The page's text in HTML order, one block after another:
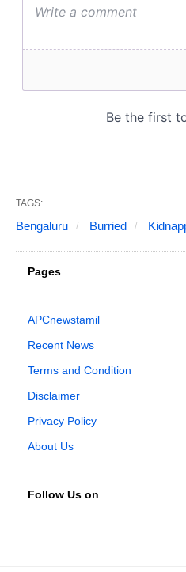
TAGS:
Bengaluru Burried
Pages
APCnewstamil
Recent News
Terms and Condition
Disclaimer
Privacy Policy
About Us
Follow Us on